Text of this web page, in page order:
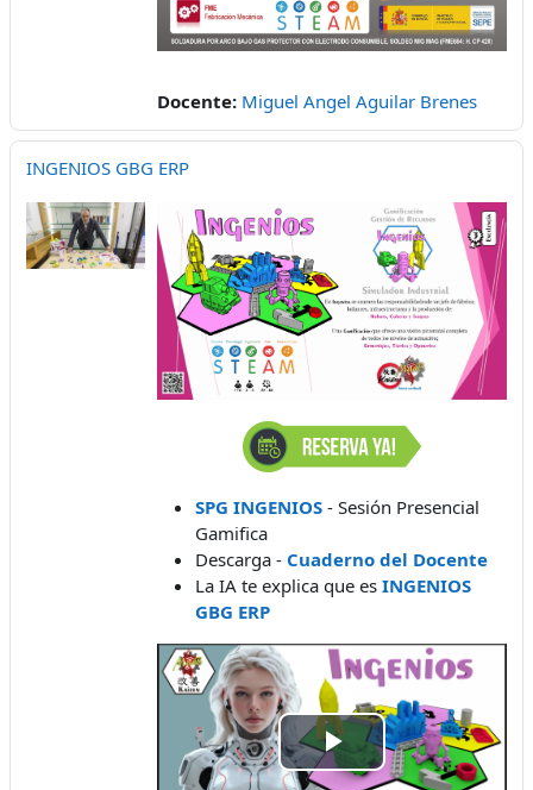
Docente: Miguel Angel Aguilar Brenes
INGENIOS GBG ERP
SPG INGENIOS - Sesión Presencial
Gamifica
Descarga - Cuaderno del Docente
La IA te explica que es INGENIOS
GBG ERP
Reproducir